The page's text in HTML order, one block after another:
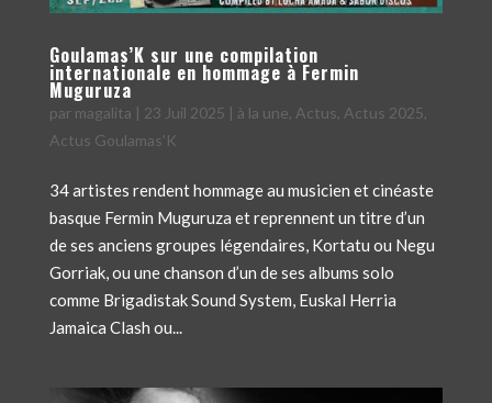
Goulamas’K sur une compilation
internationale en hommage à Fermin
Muguruza
par magalita | 23 Juil 2025 | à la une Actus Actus 2025
Actus Goulamas'K
34 artistes rendent hommage au musicien et cinéaste
basque Fermin Muguruza et reprennent un titre d’un
de ses anciens groupes légendaires, Kortatu ou Negu
Gorriak, ou une chanson d’un de ses albums solo
comme Brigadistak Sound System, Euskal Herria
Jamaica Clash ou...